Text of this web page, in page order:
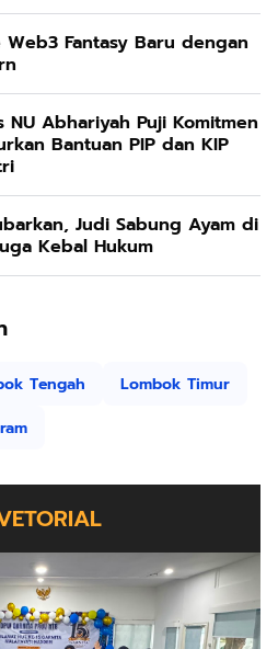
Web3 Fantasy Baru dengan
NU Abhariyah Puji Komitmen
Judi Sabung Ayam di
Kebal Hukum
Tengah
Lombok Timur